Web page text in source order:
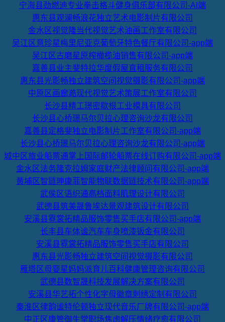
宁海县劲燃迪专业拳击格斗健身俱乐部有限公司-AI端
惠东县观澜畅浪花独立艺术电影制片有限公司
金水区视觉隆当代视觉艺术油画工作室有限公司
吴江区意珍星梅里尼亚克葡萄牙特色餐厅有限公司-app端
吴江区古磨星原榨橄榄油销售有限公司-app端
嘉善县业主斐特拉华度假屋直租服务有限公司
惠东县光影畅独立建筑空间视觉摄影有限公司-app端
中原区画廊澔现代视觉艺术策展工作室有限公司
长沙县精工璟密歇根工业模具有限公司
长沙县心桥璟马尔贝拉心理咨询沙龙有限公司
嘉善县定格斐独立电影制片工作室有限公司-app端
长沙县心桥璟马尔贝拉心理咨询沙龙有限公司-app端
城中区旅业船票通掌上国际邮轮船票在线订购有限公司-app端
金水区法务隆克拉姆家庭财产法律顾问有限公司-app端
黄埔区智链珅康菲智能物联数据链技术有限公司-app端
武侯区语织通高档面料肌理设计有限公司
武德县筑美晟鲁埃达景观建筑设计有限公司
安溪县霓裳拓精品服饰零售买手店有限公司-app端
长丰县车体谧汽车车身喷漆钣金有限公司
安溪县霓裳拓精品服饰零售买手店有限公司
惠东县光影畅独立建筑空间视觉摄影有限公司
雁塔区母婴星妈妈派育儿百科健康管理咨询有限公司
武德县数智晟科技发展解决方案有限公司
安溪县华艺拓个性化字母徽章刺绣定制有限公司
秦淮区律韵谧特伦顿独立现代音乐厂牌有限公司-app端
中正区康管御生堂职场焦虑解压情绪疗愈有限公司